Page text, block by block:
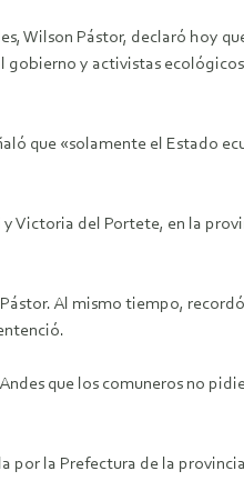
Wilson Pástor, declaró hoy
y activistas
que «solamente el Estado
Victoria del Portete, en la
Al mismo tiempo,
que los comuneros no
la Prefectura de la